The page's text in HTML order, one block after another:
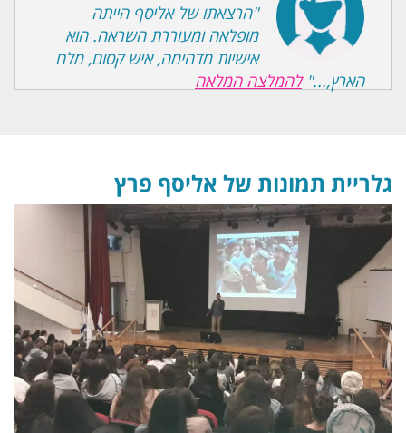
"הרצאתו של אליסף הייתה
מופלאה ומעוררת השראה. הוא
אישיות מדהימה, איש קסום, מלח
הארץ,..."להמלצה המלאה
גלריית תמונות של אליסף פרץ